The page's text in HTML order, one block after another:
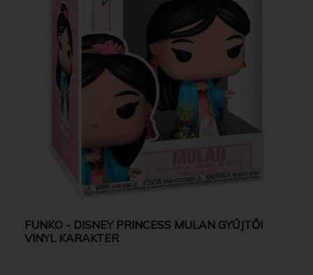
FUNKO - DISNEY PRINCESS MULAN GYŰJTŐI
VINYL KARAKTER